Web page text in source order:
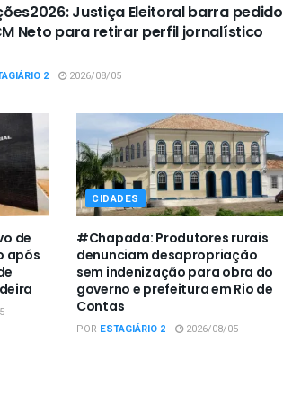
Justiça Eleitoral barra pedido
Neto para retirar perfil jornalístico
2 2026/08/05
de
após
CIDADES
#Chapada: Produtores rurais
denunciam desapropriação
sem indenização para obra do
governo e prefeitura em Rio de
Contas
POR ESTAGIÁRIO 2 2026/08/05